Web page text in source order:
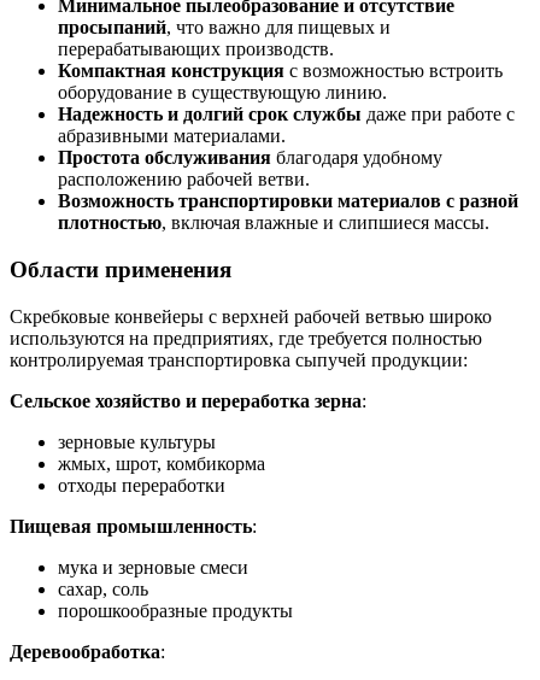
Минимальное пылеобразование и отсутствие
просыпаний, что важно для пищевых и
перерабатывающих производств.
Компактная конструкция с возможностью встроить
оборудование в существующую линию.
Надежность и долгий срок службы даже при работе с
абразивными материалами.
Простота обслуживания благодаря удобному
расположению рабочей ветви.
Возможность транспортировки материалов с разной
плотностью, включая влажные и слипшиеся массы.
Области применения
Скребковые конвейеры с верхней рабочей ветвью широко
используются на предприятиях, где требуется полностью
контролируемая транспортировка сыпучей продукции:
Сельское хозяйство и переработка зерна:
зерновые культуры
жмых, шрот, комбикорма
отходы переработки
Пищевая промышленность:
мука и зерновые смеси
сахар, соль
порошкообразные продукты
Деревообработка: